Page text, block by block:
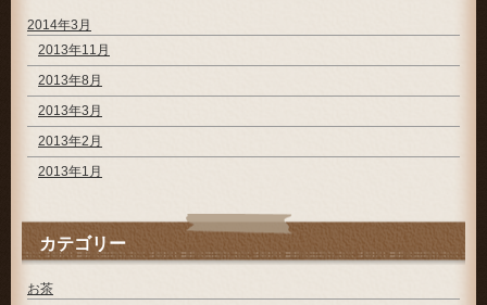
2014年3月
2013年11月
2013年8月
2013年3月
2013年2月
2013年1月
カテゴリー
お茶